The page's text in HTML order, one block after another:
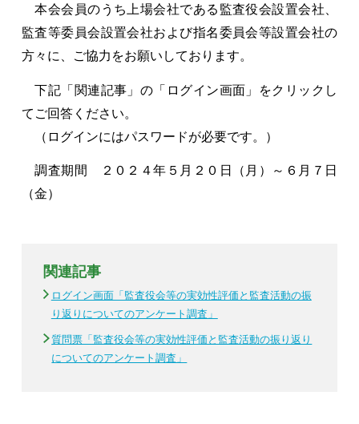
本会会員のうち上場会社である監査役会設置会社、
監査等委員会設置会社および指名委員会等設置会社の
方々に、ご協力をお願いしております。
下記「関連記事」の「ログイン画面」をクリックし
てご回答ください。
（ログインにはパスワードが必要です。）
調査期間 ２０２４年５月２０日（月）～６月７日
（金）
関連記事
ログイン画面「監査役会等の実効性評価と監査活動の振
り返りについてのアンケート調査」
質問票「監査役会等の実効性評価と監査活動の振り返り
についてのアンケート調査」